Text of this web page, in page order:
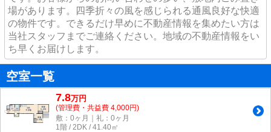
場があります。四季折々の風を感じられる通風良好な快適
の物件です。できるだけ早めに不動産情報を集めたい方は
当社スタッフまでご連絡ください。地域の不動産情報をい
ち早くお届けします。
空室一覧
7.8万円
(管理費・共益費 4,000円)
敷：0ヶ月｜礼：0ヶ月
1階 / 2DK / 41.40㎡